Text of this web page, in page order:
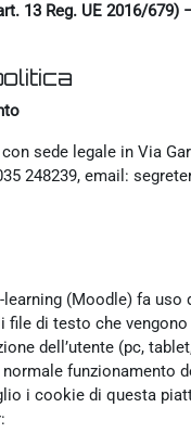
13 Reg. UE 2016/679)
con sede legale in Via
248239, email:
(Moodle) fa uso
di testo che vengono
dell’utente (pc,
funzionamento
i cookie di questa